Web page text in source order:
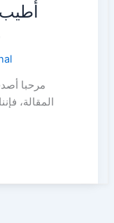
أطيب
مرحبا
المقالة،